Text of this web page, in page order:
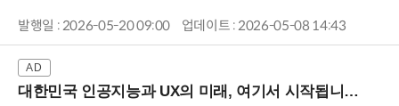
발행일 : 2026-05-20 09:00 업데이트 : 2026-05-08 14:43
대한민국 인공지능과 UX의 미래, 여기서 시작됩니다! (9/2 강남역)